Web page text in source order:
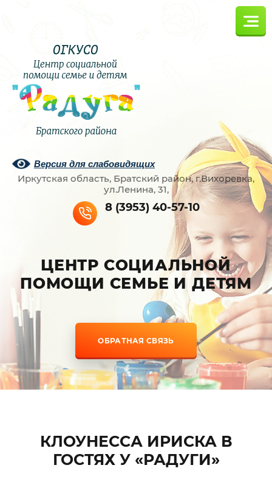
Версия для слабовидящих
Иркутская область, Братский район, г.Вихоревка,
ул.Ленина, 31,
8 (3953) 40-57-10
ЦЕНТР СОЦИАЛЬНОЙ
ПОМОЩИ СЕМЬЕ И ДЕТЯМ
ОБРАТНАЯ СВЯЗЬ
КЛОУНЕССА ИРИСКА В
ГОСТЯХ У «РАДУГИ»